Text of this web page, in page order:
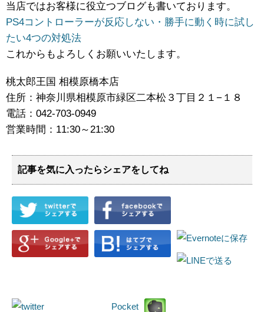
当店ではお客様に役立つブログも書いております。
PS4コントローラーが反応しない・勝手に動く時に試し
たい4つの対処法
これからもよろしくお願いいたします。
桃太郎王国 相模原橋本店
住所：神奈川県相模原市緑区二本松３丁目２１−１８
電話：042-703-0949
営業時間：11:30～21:30
記事を気に入ったらシェアをしてね
Pocket